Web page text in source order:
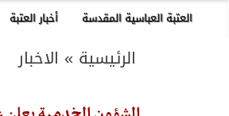
العتبة العباسية المقدسة أخبار العتبة
الرئيسية » الاخبار